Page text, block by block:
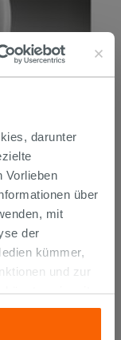
darunter
Vorlieben
über
mit
der
kümmer,
und zur
könnten sie mit
haben oder